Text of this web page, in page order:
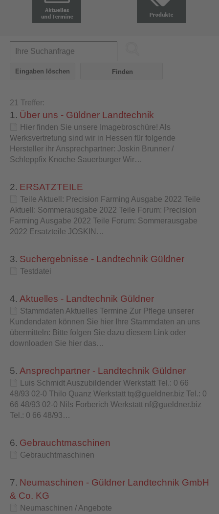
21 Treffer:
1. Über uns - Güldner Landtechnik
Hier finden Sie unsere Imagebroschüre! Als
Werksvertretung sind wir in Hessen für folgende
Hersteller ihr Ansprechpartner: Joskin Brunner /
Schleppfix Knoche Sauerburger Wir…
2. ERSATZTEILE
Teile Aktuell: Precision Farming Ausgabe 2022 Teile
Aktuell: Sommerausgabe 2022 Teile Forum: Precision
Farming Ausgabe 2022 Teile Forum: Sommerausgabe
2022 Ersatzteile JOSKIN…
3. Suchergebnisse - Landtechnik Güldner
Testdatei
4. Aktuelles - Landtechnik Güldner
Stammdaten Aktuelles Termine Zur Pflege unserer
Kundendaten können Sie hier Ihre Stammdaten an uns
übermitteln: Bitte folgen Sie dazu diesem Link oder
downloaden Sie hier das…
5. Ansprechpartner - Landtechnik Güldner
Luis Schmidt Auszubildender Werkstatt Tel.: 0 66
48/93 02-0 Thilo Quanz Werkstatt tq@gueldner.biz Tel.: 0
66 48/93 02-0 Nils Forberich Werkstatt nf@gueldner.biz
Tel.: 0 66 48/93…
6. Gebrauchtmaschinen
Gebrauchtmaschinen
7. Neumaschinen - Güldner Landtechnik GmbH
& Co. KG
Neumaschinen / Angebote